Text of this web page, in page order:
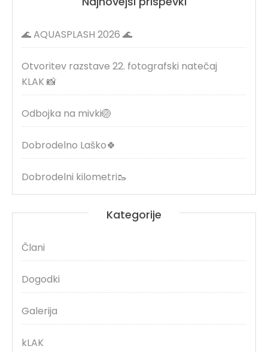
🌊 AQUASPLASH 2026 🌊
Otvoritev razstave 22. fotografski natečaj
KLAK 📸
Odbojka na mivki🏐
Dobrodelno Laško🍀
Dobrodelni kilometri🥾
Kategorije
Člani
Dogodki
Galerija
kLAK